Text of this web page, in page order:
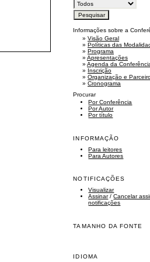
Informações sobre a
»Visão Geral
»Políticas das
»Programa
»Apresentações
»Agenda da
» Inscrição
»Organização e
»Cronograma
Procurar
Por Conferência
Por Autor
Por título
INFORMAÇÃO
Para leitores
Para Autores
NOTIFICAÇÕES
Visualizar
Assinar/Cancelar
notificações
TAMANHO DA FONTE
IDIOMA